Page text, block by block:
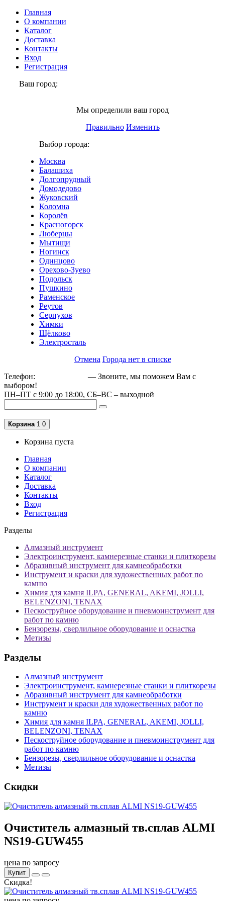
Главная
О компании
Каталог
Доставка
Контакты
Вход
Регистрация
Ваш город:
Мы определили ваш город
Правильно Изменить
Выбор города:
Москва
Балашиха
Долгопрудный
Домодедово
Жуковский
Коломна
Королёв
Красногорск
Люберцы
Мытищи
Ногинск
Одинцово
Орехово-Зуево
Подольск
Пушкино
Раменское
Реутов
Серпухов
Химки
Щёлково
Электросталь
Отмена Города нет в списке
Телефон:
— Звоните, мы поможем Вам с
выбором!
ПН–ПТ с 9:00 до 18:00, СБ–ВС – выходной
Корзина 1 0
Корзина пуста
Главная
О компании
Каталог
Доставка
Контакты
Вход
Регистрация
Разделы
Алмазный инструмент
Электроинструмент, камнерезные станки и плиткорезы
Абразивный инструмент для камнеобработки
Инструмент и краски для художественных работ по
камню
Химия для камня ILPA, GENERAL, AKEMI, JOLLI,
BELENZONI, TENAX
Пескоструйное оборудование и пневмоинструмент для
работ по камню
Бензорезы, сверлильное оборудование и оснастка
Метизы
Разделы
Алмазный инструмент
Электроинструмент, камнерезные станки и плиткорезы
Абразивный инструмент для камнеобработки
Инструмент и краски для художественных работ по
камню
Химия для камня ILPA, GENERAL, AKEMI, JOLLI,
BELENZONI, TENAX
Пескоструйное оборудование и пневмоинструмент для
работ по камню
Бензорезы, сверлильное оборудование и оснастка
Метизы
Скидки
Очиститель алмазный тв.сплав ALMI
NS19-GUW455
цена по запросу
Купит
Скидка!